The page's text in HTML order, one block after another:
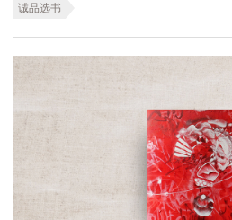
诚品选书